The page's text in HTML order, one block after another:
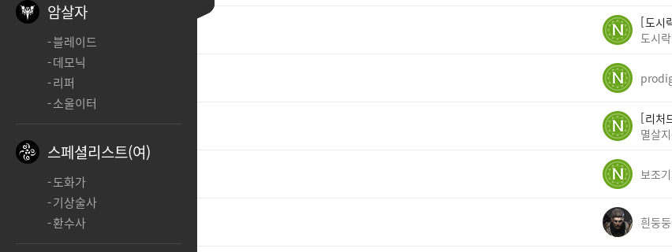
암살자
블레이드
데모닉
리퍼
소울이터
스페셜리스트(여)
도화가
기상술사
환수사
도시
도시
ㅊㅊ
리처
멸살
3 보조
업데이트 흰둥